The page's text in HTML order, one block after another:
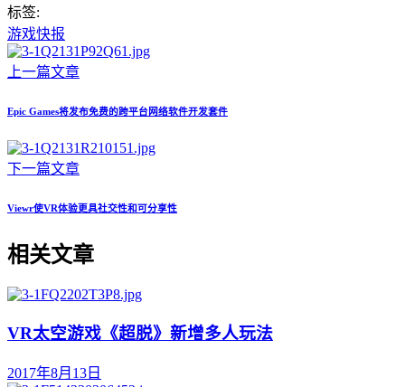
标签:
游戏快报
上一篇文章
Epic Games将发布免费的跨平台网络软件开发套件
下一篇文章
Viewr使VR体验更具社交性和可分享性
相关文章
VR太空游戏《超脱》新增多人玩法
2017年8月13日